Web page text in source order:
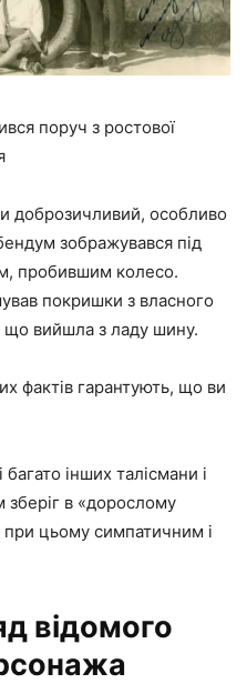
поруч з ростової
доброзичливий, особливо
зображувався під
пробившим колесо.
покришки з власного
що вийшла з ладу шину.
фактів гарантують, що ви
інших талісмани і
зберіг в «дорослому
при цьому симпатичним і
відомого